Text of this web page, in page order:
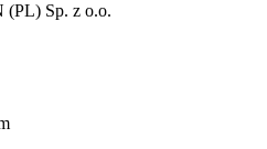
Sp. z o.o.